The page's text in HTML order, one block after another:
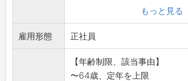
○コンクリートに関する書類作
*未経験者でも大丈夫です!
*【応募前職場見学可能】(事前
※変更範囲:変更なし
もっと見る
雇用形態 正社員
【年齢制限、該当事由】
〜64歳、定年を上限